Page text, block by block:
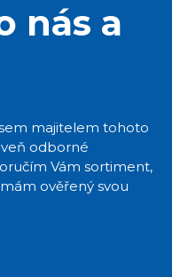
nás a
majitelem tohoto
odborné
Vám sortiment,
ověřený svou